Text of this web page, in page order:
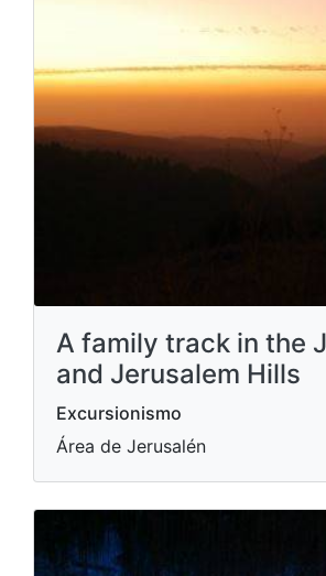
A family track in the
and Jerusalem Hills
Excursionismo
Área de Jerusalén